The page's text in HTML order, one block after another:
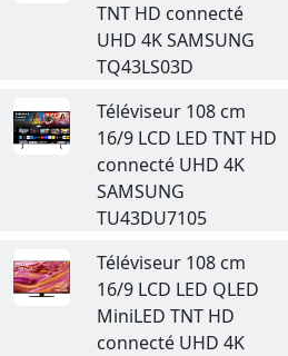
TNT HD connecté
UHD 4K SAMSUNG
TQ43LS03D
Téléviseur 108 cm
16/9 LCD LED TNT HD
connecté UHD 4K
SAMSUNG
TU43DU7105
Téléviseur 108 cm
16/9 LCD LED QLED
MiniLED TNT HD
connecté UHD 4K